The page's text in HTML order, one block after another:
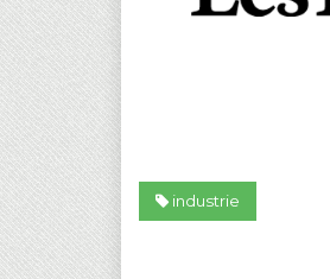
industrie